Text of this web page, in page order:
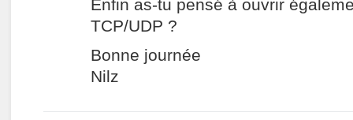
Enfin as-tu pensé à ouvrir
TCP/UDP ?
Bonne journée
Nilz